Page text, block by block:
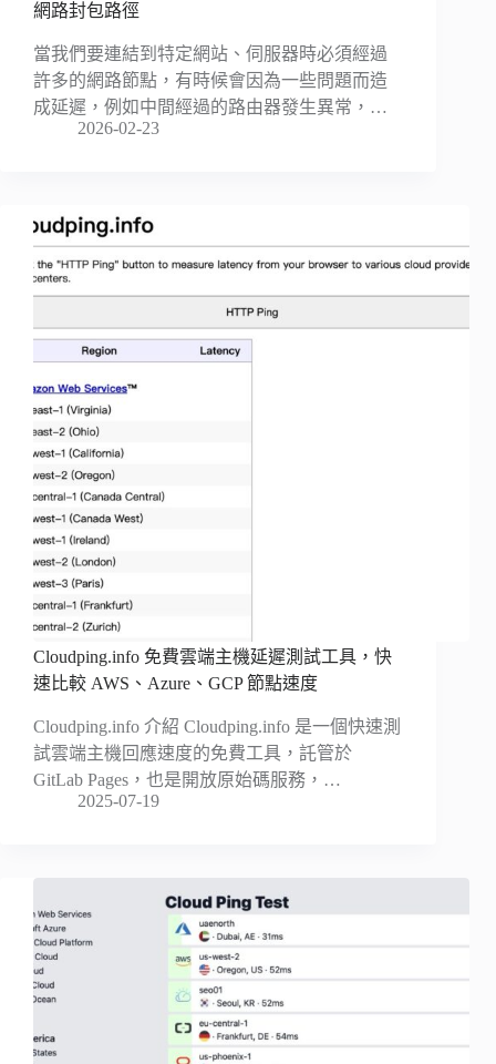
網路封包路徑
當我們要連結到特定網站、伺服器時必須經過
許多的網路節點，有時候會因為一些問題而造
成延遲，例如中間經過的路由器發生異常，…
2026-02-23
Cloudping.info 免費雲端主機延遲測試工具，快
速比較 AWS、Azure、GCP 節點速度
Cloudping.info 介紹 Cloudping.info 是一個快速測
試雲端主機回應速度的免費工具，託管於
GitLab Pages，也是開放原始碼服務，…
2025-07-19